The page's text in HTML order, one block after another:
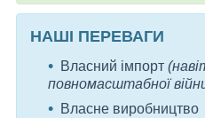
НАШІ ПЕРЕВАГИ
Власний імпорт
повномасштабної
Власне виробництво